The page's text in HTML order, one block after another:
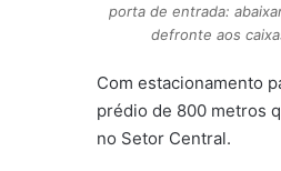
porta de entrada:
defronte aos
Com estacionamento
prédio de 800 metros
no Setor Central.